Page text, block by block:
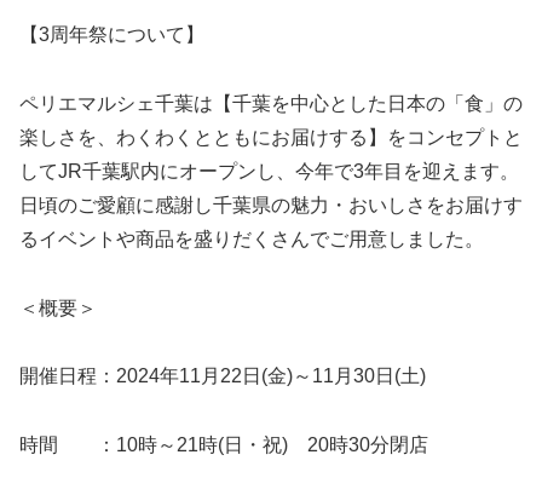
【3周年祭について】
ペリエマルシェ千葉は【千葉を中心とした日本の「食」の
楽しさを、わくわくとともにお届けする】をコンセプトと
してJR千葉駅内にオープンし、今年で3年目を迎えます。
日頃のご愛顧に感謝し千葉県の魅力・おいしさをお届けす
るイベントや商品を盛りだくさんでご用意しました。
＜概要＞
開催日程：2024年11月22日(金)～11月30日(土)
時間 ：10時～21時(日・祝) 20時30分閉店